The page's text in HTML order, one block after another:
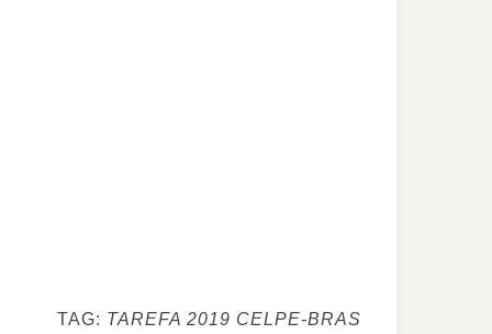
TAG: TAREFA 2019 CELPE-BRAS